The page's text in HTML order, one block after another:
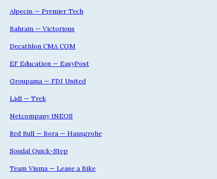
Alpecin — Premier Tech
Bahrain — Victorious
Decathlon CMA CGM
EF Education — EasyPost
Groupama — FDJ United
Lidl — Trek
Netcompany INEOS
Red Bull — Bora — Hansgrohe
Soudal Quick-Step
Team Visma — Lease a Bike